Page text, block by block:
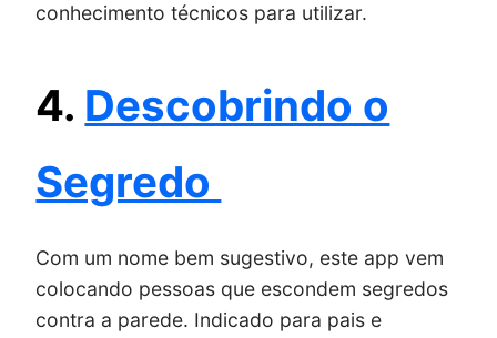
conhecimento técnicos para utilizar.
4. Descobrindo o
Segredo
Com um nome bem sugestivo, este app vem
colocando pessoas que escondem segredos
contra a parede. Indicado para pais e